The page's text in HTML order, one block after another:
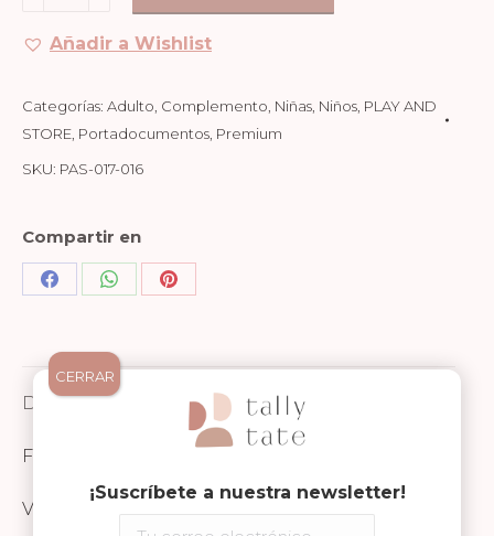
cantidad
Añadir a Wishlist
Categorías: Adulto Complemento Niñas Niños PLAY AND
STORE Portadocumentos Premium
SKU: PAS-017-016
Compartir en
Share
Facebook
Share
WhatsApp
Share
Descripción
FICHA TÉCNICA Y SEGURIDAD
Valoraciones (0)
¡Suscríbete a nuestra newsletter!
CERRAR